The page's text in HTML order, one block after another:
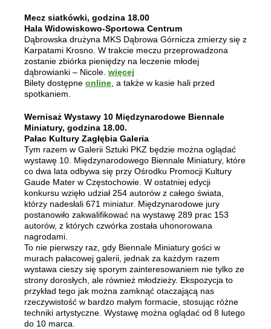
Mecz siatkówki, godzina 18.00
Hala Widowiskowo-Sportowa Centrum
Dąbrowska drużyna MKS Dąbrowa Górnicza zmierzy się z
Karpatami Krosno. W trakcie meczu przeprowadzona
zostanie zbiórka pieniędzy na leczenie młodej
dąbrowianki – Nicole. więcej
Bilety dostępne online , a także w kasie hali przed
spotkaniem.
Wernisaż Wystawy 10 Międzynarodowe Biennale
Miniatury, godzina 18.00.
Pałac Kultury Zagłębia Galeria
Tym razem w Galerii Sztuki PKZ będzie można oglądać
wystawę 10. Międzynarodowego Biennale Miniatury, które
co dwa lata odbywa się przy Ośrodku Promocji Kultury
Gaude Mater w Częstochowie. W ostatniej edycji
konkursu wzięło udział 254 autorów z całego świata,
którzy nadesłali 671 miniatur. Międzynarodowe jury
postanowiło zakwalifikować na wystawę 289 prac 153
autorów, z których czwórka została uhonorowana
nagrodami.
To nie pierwszy raz, gdy Biennale Miniatury gości w
murach pałacowej galerii, jednak za każdym razem
wystawa cieszy się sporym zainteresowaniem nie tylko ze
strony dorosłych, ale również młodzieży. Ekspozycja to
przykład tego jak można zamknąć otaczającą nas
rzeczywistość w bardzo małym formacie, stosując różne
techniki artystyczne. Wystawę można oglądać od 8 lutego
do 10 marca.